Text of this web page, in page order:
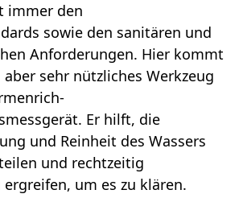
immer den
sowie den sanitären und
Anforderungen. Hier kommt
sehr nützliches Werkzeug
Er hilft, die
und Reinheit des Wassers
und rechtzeitig
um es zu klären.